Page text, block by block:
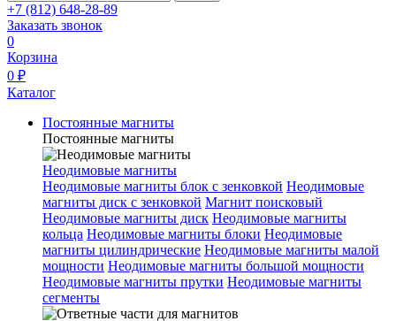
+7 (812) 648-28-89
Заказать звонок
0
Корзина
0 ₽
Каталог
Постоянные магниты
Постоянные магниты
Неодимовые магниты
Неодимовые магниты блок с зенковкой Неодимовые
магниты диск с зенковкой Магнит поисковый
Неодимовые магниты диск Неодимовые магниты
кольца Неодимовые магниты блоки Неодимовые
магниты цилиндрические Неодимовые магниты малой
мощности Неодимовые магниты большой мощности
Неодимовые магниты прутки Неодимовые магниты
сегменты